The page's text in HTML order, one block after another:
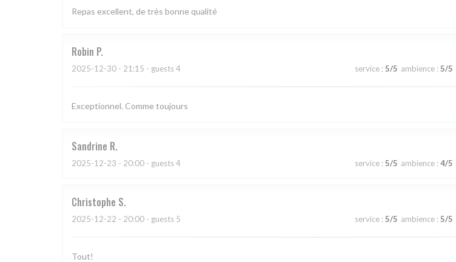
Repas excellent, de très bonne qualité
Robin P
2025-12-30 - 21:15 - guests 4 service : 5/5 ambience : 5/5
Exceptionnel. Comme toujours
Sandrine R
2025-12-23 - 20:00 - guests 4 service : 5/5 ambience : 4/5
Christophe S
2025-12-22 - 20:00 - guests 5 service : 5/5 ambience : 5/5
Tout!